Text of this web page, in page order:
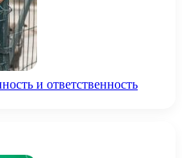
и ответственность